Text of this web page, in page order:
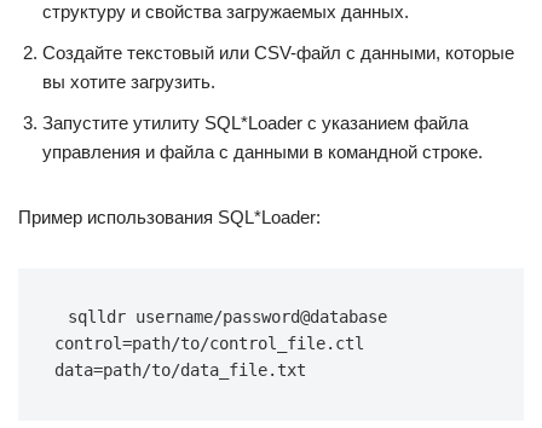
структуру и свойства загружаемых данных.
Создайте текстовый или CSV-файл с данными, которые
вы хотите загрузить.
Запустите утилиту SQL*Loader с указанием файла
управления и файла с данными в командной строке.
Пример использования SQL*Loader:
sqlldr username/password@database
control=path/to/control_file.ctl
data=path/to/data_file.txt